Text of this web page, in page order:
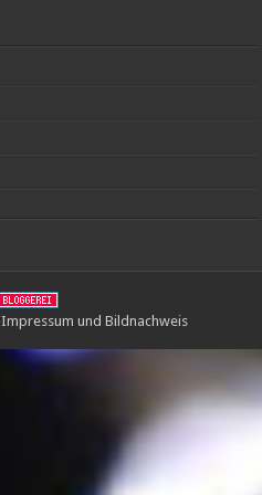
Impressum und Bildnachweis